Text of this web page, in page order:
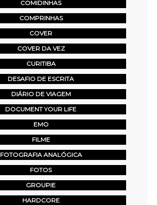
COMIDINHAS
COMPRINHAS
COVER
COVER DA VEZ
CURITIBA
DESAFIO DE ESCRITA
DIÁRIO DE VIAGEM
DOCUMENT YOUR LIFE
EMO
FILME
FOTOGRAFIA ANALÓGICA
FOTOS
GROUPIE
HARDCORE